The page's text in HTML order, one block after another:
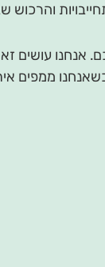
והרכוש
אנחנו עושים
כשאנחנו ממפים